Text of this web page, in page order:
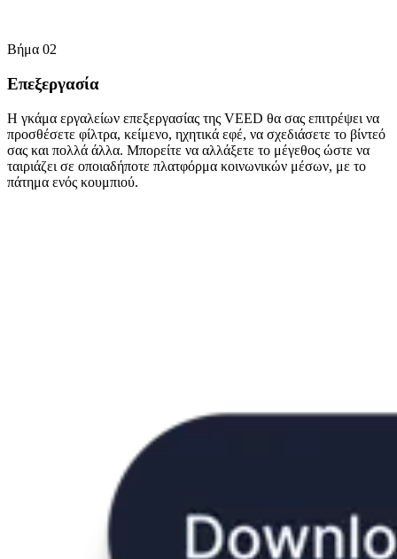
Βήμα 02
Επεξεργασία
Η γκάμα εργαλείων επεξεργασίας της VEED θα σας επιτρέψει να
προσθέσετε φίλτρα, κείμενο, ηχητικά εφέ, να σχεδιάσετε το βίντεό
σας και πολλά άλλα. Μπορείτε να αλλάξετε το μέγεθος ώστε να
ταιριάζει σε οποιαδήποτε πλατφόρμα κοινωνικών μέσων, με το
πάτημα ενός κουμπιού.